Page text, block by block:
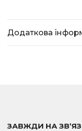
Додаткова
ЗАВЖДИ НА